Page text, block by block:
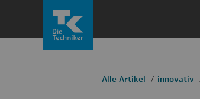
Alle Artikel innovativ